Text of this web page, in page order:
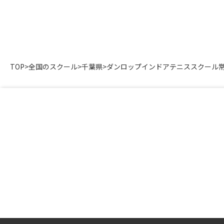
TOP>全国のスクール>千葉県>ダンロップインドアテニススクール